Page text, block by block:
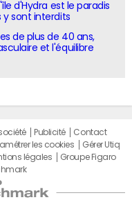
d'Hydra est le paradis
y sont interdits
de plus de 40 ans,
et l'équilibre
Publicité
Contact
les cookies
Gérer Utiq
légales
Groupe Figaro